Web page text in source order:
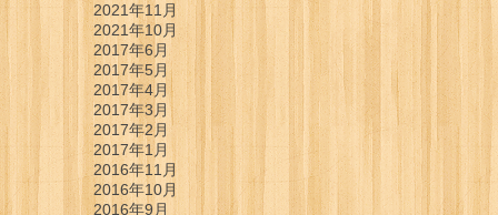
2021年11月
2021年10月
2017年6月
2017年5月
2017年4月
2017年3月
2017年2月
2017年1月
2016年11月
2016年10月
2016年9月